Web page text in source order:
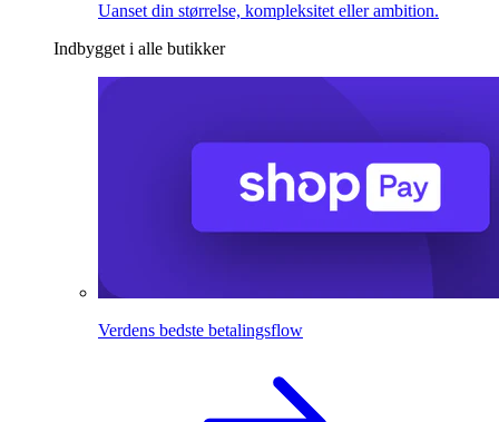
Uanset din størrelse, kompleksitet eller ambition.
Indbygget i alle butikker
Verdens bedste betalingsflow